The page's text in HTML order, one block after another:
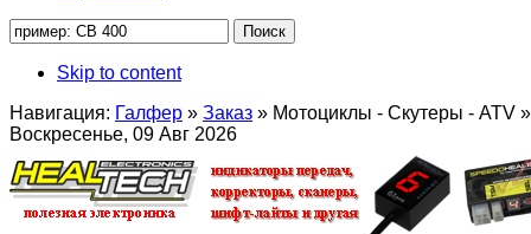
Skip to content
Навигация: Галфер » Заказ » Мотоциклы - Скутеры - ATV »
Воскресенье, 09 Авг 2026